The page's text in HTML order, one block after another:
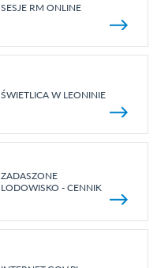
SESJE RM ONLINE
ŚWIETLICA W LEONINIE
ZADASZONE
LODOWISKO - CENNIK